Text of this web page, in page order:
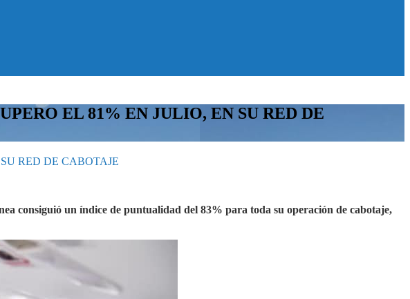
EL 81% EN JULIO, EN SU RED DE
RED DE CABOTAJE
consiguió un índice de puntualidad del 83% para toda su operación de cabotaje,